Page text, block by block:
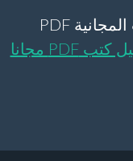
موقع كتب كو لـ تحميل الكتب المجانية PDF
تحميل كتب PDF مجانا